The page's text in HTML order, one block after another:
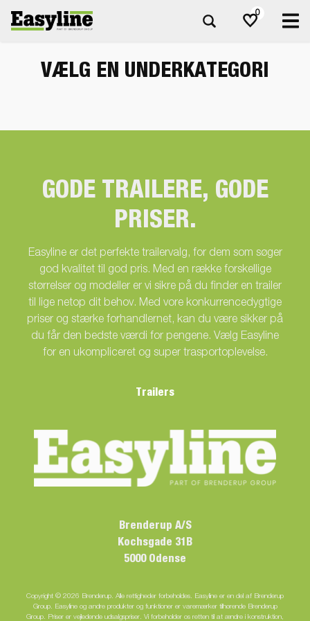
0
VÆLG EN UNDERKATEGORI
GODE TRAILERE, GODE
PRISER.
Easyline er det perfekte trailervalg, for dem som søger
god kvalitet til god pris. Med en række forskellige
størrelser og modeller er vi sikre på du finder en trailer
til lige netop dit behov. Med vore konkurrencedygtige
priser og stærke forhandlernet, kan du være sikker på
du får den bedste værdi for pengene. Vælg Easyline
for en ukompliceret og super trasportoplevelse.
Trailers
Brenderup A/S
Kochsgade 31B
5000 Odense
Copyright © 2026 Brenderup. Alle rettigheder forbeholdes. Easyline er en del af Brenderup
Group. Easyline og andre produkter og funktioner er varemærker tilhørende Brenderup
Group. Priser er vejledende udsalgspriser. Vi forbeholder os retten til at ændre i konstruktion,